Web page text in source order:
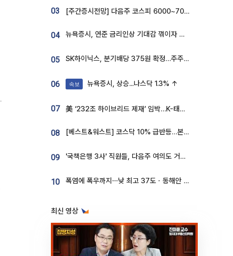
03 [주간증시전망] 다음주 코스피 6000~7000⋯“外人 수급은 정책이 변수”
04 뉴욕증시, 연준 금리인상 기대감 꺾이자 상승...S&P500 사상 최고치 [종합]
05 SK하이닉스, 분기배당 375원 확정…주주환원책 9월로 앞당겨 발표
06 속보 뉴욕증시, 상승...나스닥 1.3% ↑
07 美 ‘232조 하이브리드 제재’ 임박…K-태양광, 불확실성 털고 날개 다나
08 [베스트&워스트] 코스닥 10% 급반등…본느, 최대주주 변경 기대에 270% 폭등
09 '국책은행 3사' 직원들, 다음주 여의도 거리 나서는 까닭은
10 폭염에 폭우까지⋯낮 최고 37도ㆍ동해안 강한 비 [날씨]
최신 영상